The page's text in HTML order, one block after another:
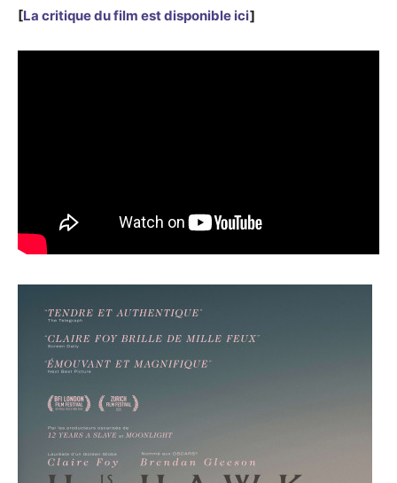
[La critique du film est disponible ici]